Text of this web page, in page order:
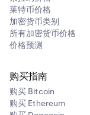
莱特币价格
加密货币类别
所有加密货币价格
价格预测
购买指南
购买 Bitcoin
购买 Ethereum